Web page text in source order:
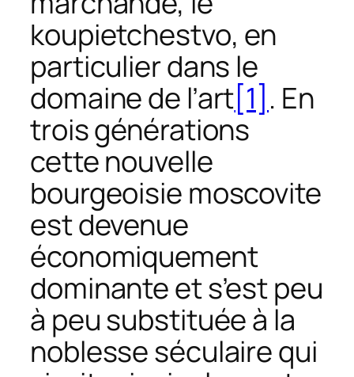
koupietchestvo, en
particulier dans le
domaine de l’art[1] . En
trois générations
cette nouvelle
bourgeoisie moscovite
est devenue
économiquement
dominante et s’est peu
à peu substituée à la
noblesse séculaire qui